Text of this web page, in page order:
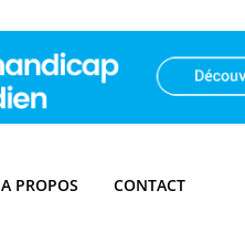
A PROPOS CONTACT